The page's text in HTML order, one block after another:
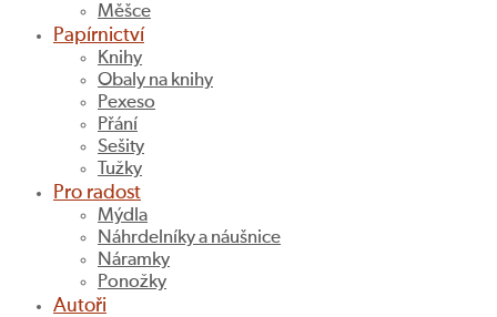
Měšce
Papírnictví
Knihy
Obaly na knihy
Pexeso
Přání
Sešity
Tužky
Pro radost
Mýdla
Náhrdelníky a náušnice
Náramky
Ponožky
Autoři